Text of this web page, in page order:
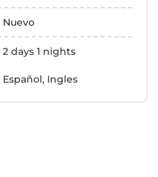
Nuevo
2 days 1 nights
Español, Ingles